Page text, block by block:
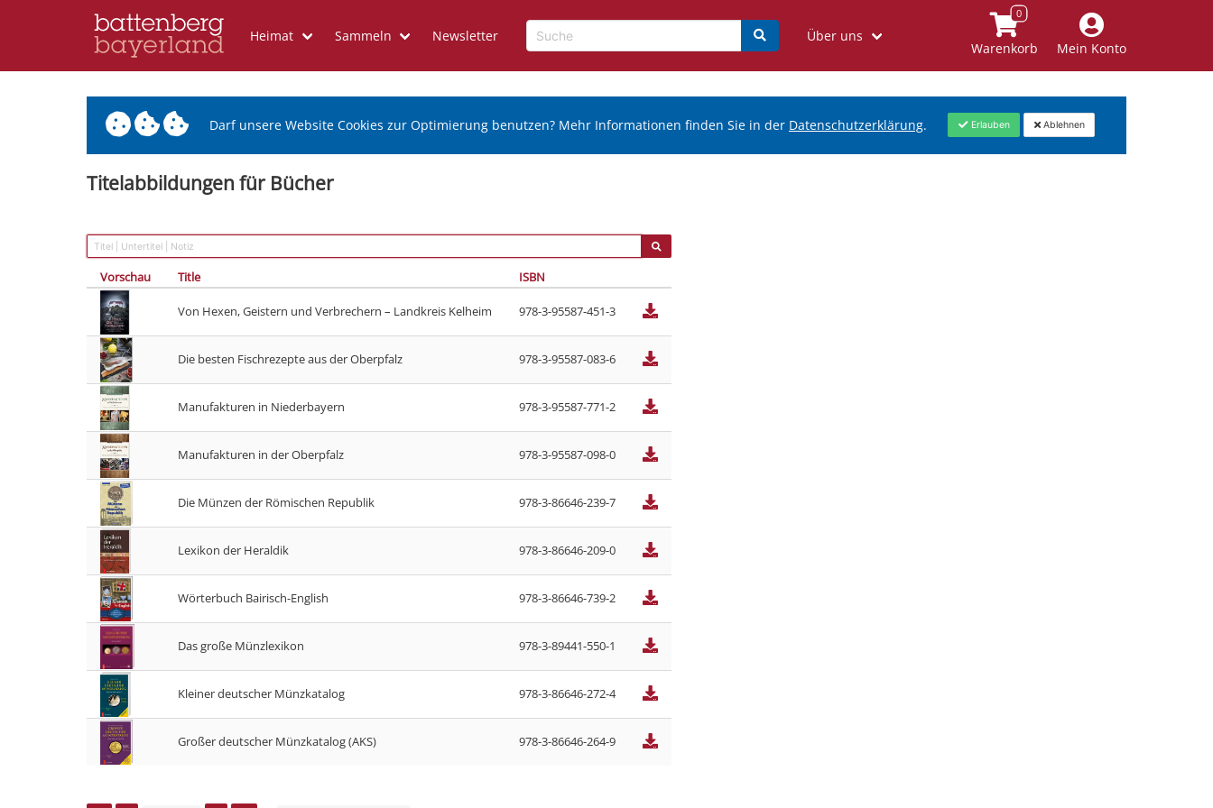
Heimat Sammeln Newsletter Über uns
Warenkorb Mein Konto
Darf unsere Website Cookies zur Optimierung benutzen? Mehr Informationen finden Sie in der Datenschutzerklärung. Erlauben Ablehnen
Titelabbildungen für Bücher
Vorschau Title ISBN
Von Hexen, Geistern und Verbrechern – Landkreis Kelheim 978-3-95587-451-3
Die besten Fischrezepte aus der Oberpfalz 978-3-95587-083-6
Manufakturen in Niederbayern 978-3-95587-771-2
Manufakturen in der Oberpfalz 978-3-95587-098-0
Die Münzen der Römischen Republik 978-3-86646-239-7
Lexikon der Heraldik 978-3-86646-209-0
Wörterbuch Bairisch-English 978-3-86646-739-2
Das große Münzlexikon 978-3-89441-550-1
Kleiner deutscher Münzkatalog 978-3-86646-272-4
Großer deutscher Münzkatalog (AKS) 978-3-86646-264-9